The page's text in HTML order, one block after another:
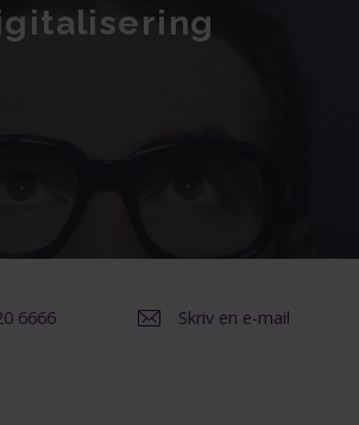
6666 Skriv en e-mail